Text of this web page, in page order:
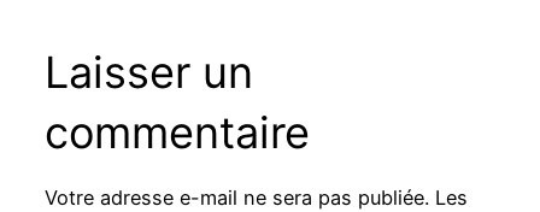
Laisser un
commentaire
Votre adresse e-mail ne sera pas publiée. Les